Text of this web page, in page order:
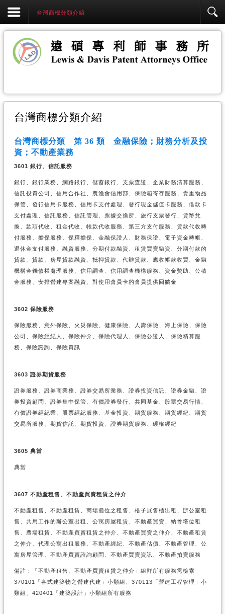
台灣商標分類介紹
台灣商標分類介紹
台灣商標分類 第 36 類 金融保險；財務分析及投
資；不動產業務
3601 銀行、信託服務
銀行、銀行業務、網路銀行、儲蓄銀行、支票查證、企業財務清算服務、
信託投資公司、信用合作社、農漁會信用部、保險箱寄存服務、貴重物品
保管、發行信用卡服務、信用卡支付處理、發行現金儲值卡服務、借款卡
支付處理、信託服務、信託管理、票據交換所、旅行支票發行、貨幣兌
換、款項代收、租金代收、帳款代收服務、第三方支付服務、貨款代收轉
付服務、擔保服務、保釋擔保、金融保證人、財務保證、電子資金轉帳、
退休金支付服務、融資服務、分期付款融資、租賃買賣融資、分期付款的
貸款、貸款、房屋貸款融資、抵押貸款、代辦貸款、應收帳款收買、金融
機構金錢債權處理服務、信用調查、信用調查機構服務、資金贊助、公積
金服務、安排營建專案融資、對使用會員卡的會員提供回饋金
3602 保險服務
保險服務、意外保險、火災保險、健康保險、人壽保險、海上保險、保險
公司、保險經紀人、保險仲介、保險代理人、保險公證人、保險精算服
務、保險諮詢、保險資訊
3603 證券期貨服務
證券服務、證券商業務、證券交易所業務、證券投資信託、證券金融、證
券投資顧問、證券集中保管、有價證券發行、共同基金、股票交易行情、
有價證券經紀業、股票經紀服務、基金投資、期貨服務、期貨經紀、期貨
交易所服務、期貨信託、期貨投資、證券期貨服務、碳權經紀
3605 典當
典當
3607 不動產租售、不動產買賣租賃之仲介
不動產租售、不動產租賃、商場攤位之租售、格子展售櫃出租、辦公室租
售、共用工作的辦公室出租、公寓房屋租賃、不動產買賣、納骨塔位租
售、農場租賃、不動產買賣租賃之仲介、不動產買賣之仲介、不動產租賃
之仲介、代理公寓出租服務、不動產經紀、不動產估價、不動產管理、公
寓房屋管理、不動產買賣諮詢顧問、不動產買賣資訊、不動產拍賣服務
備註：「不動產租售、不動產買賣租賃之仲介」組群所有服務需檢索
370101「各式建築物之營建代建」小類組、370113「營建工程管理」小
類組、420401「建築設計」小類組所有服務